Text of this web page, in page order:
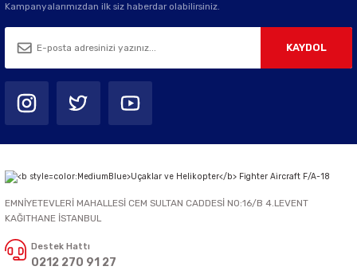
Kampanyalarımızdan ilk siz haberdar olabilirsiniz.
KAYDOL
EMNİYETEVLERİ MAHALLESİ CEM SULTAN CADDESİ NO:16/B 4.LEVENT
KAĞITHANE İSTANBUL
Destek Hattı
0212 270 91 27